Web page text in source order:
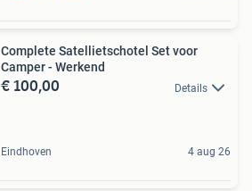
Complete Satellietschotel Set voor
Camper - Werkend
€ 100,00 Details
Eindhoven 4 aug 26